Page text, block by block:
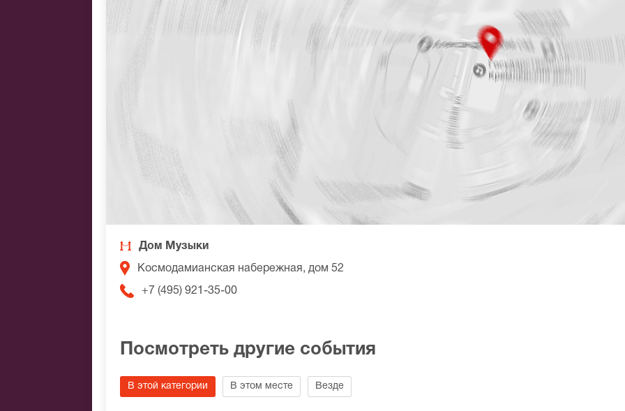
Дом Музыки
Космодамианская набережная, дом 52
+7 (495) 921-35-00
Посмотреть другие события
В этой категории В этом месте Везде